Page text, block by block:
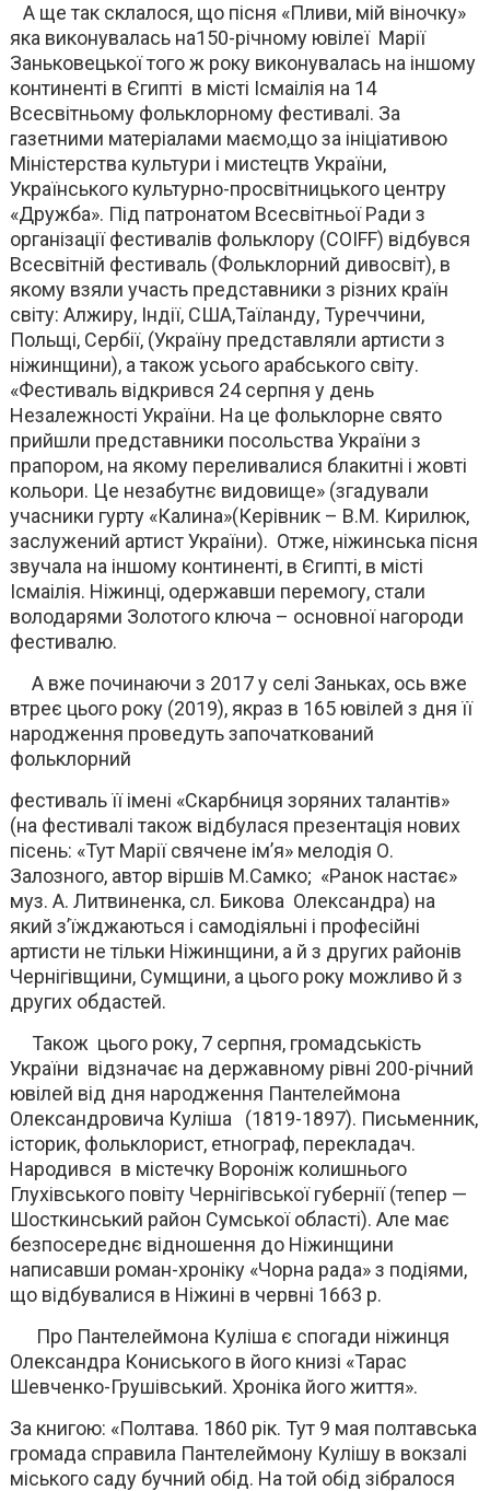
А ще так склалося, що пісня «Пливи, мій віночку»
яка виконувалась на150-річному ювілеї Марії
Заньковецької того ж року виконувалась на іншому
континенті в Єгипті в місті Ісмаілія на 14
Всесвітньому фольклорному фестивалі. За
газетними матеріалами маємо,що за ініціативою
Міністерства культури і мистецтв України,
Українського культурно-просвітницького центру
«Дружба». Під патронатом Всесвітньої Ради з
організації фестивалів фольклору (COIFF) відбувся
Всесвітній фестиваль (Фольклорний дивосвіт), в
якому взяли участь представники з різних країн
світу: Алжиру, Індії, США,Таїланду, Туреччини,
Польщі, Сербії, (Україну представляли артисти з
ніжинщини), а також усього арабського світу.
«Фестиваль відкрився 24 серпня у день
Незалежності України. На це фольклорне свято
прийшли представники посольства України з
прапором, на якому переливалися блакитні і жовті
кольори. Це незабутнє видовище» (згадували
учасники гурту «Калина»(Керівник – В.М. Кирилюк,
заслужений артист України). Отже, ніжинська пісня
звучала на іншому континенті, в Єгипті, в місті
Ісмаілія. Ніжинці, одержавши перемогу, стали
володарями Золотого ключа – основної нагороди
фестивалю.
А вже починаючи з 2017 у селі Заньках, ось вже
втреє цього року (2019), якраз в 165 ювілей з дня її
народження проведуть започаткований
фольклорний
фестиваль її імені «Скарбниця зоряних талантів»
(на фестивалі також відбулася презентація нових
пісень: «Тут Марії свячене ім’я» мелодія О.
Залозного, автор віршів М.Самко; «Ранок настає»
муз. А. Литвиненка, сл. Бикова Олександра) на
який з’їжджаються і самодіяльні і професійні
артисти не тільки Ніжинщини, а й з других районів
Чернігівщини, Сумщини, а цього року можливо й з
других обдастей.
Також цього року, 7 серпня, громадськість
України відзначає на державному рівні 200-річний
ювілей від дня народження Пантелеймона
Олександровича Куліша (1819-1897). Письменник,
історик, фольклорист, етнограф, перекладач.
Народився в містечку Вороніж колишнього
Глухівського повіту Чернігівської губернії (тепер —
Шосткинський район Сумської області). Але має
безпосереднє відношення до Ніжинщини
написавши роман-хроніку «Чорна рада» з подіями,
що відбувалися в Ніжині в червні 1663 р.
Про Пантелеймона Куліша є спогади ніжинця
Олександра Кониського в його книзі «Тарас
Шевченко-Грушівський. Хроніка його життя».
За книгою: «Полтава. 1860 рік. Тут 9 мая полтавська
громада справила Пантелеймону Кулішу в вокзалі
міського саду бучний обід. На той обід зібралося